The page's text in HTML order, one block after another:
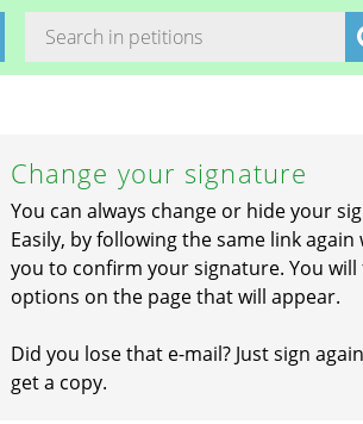
Change your signature
You can always change or hide your
Easily, by following the same link again
you to confirm your signature. You
options on the page that will appear.
Did you lose that e-mail? Just sign
get a copy.